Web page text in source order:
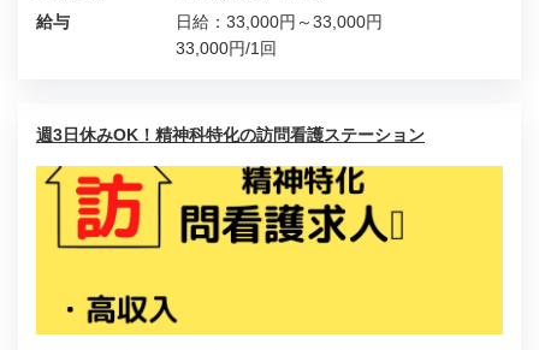
給与
日給：33,000円～33,000円
33,000円/1回
週3日休みOK！精神科特化の訪問看護ステーション